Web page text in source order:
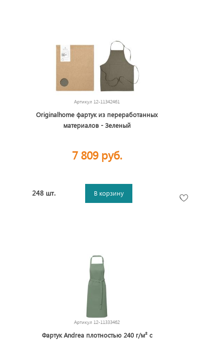
Артикул 12-11342461
Originalhome фартук из переработанных
материалов - Зеленый
7 809 руб.
248 шт. В корзину
Артикул 12-11333462
Фартук Andrea плотностью 240 г/м² с